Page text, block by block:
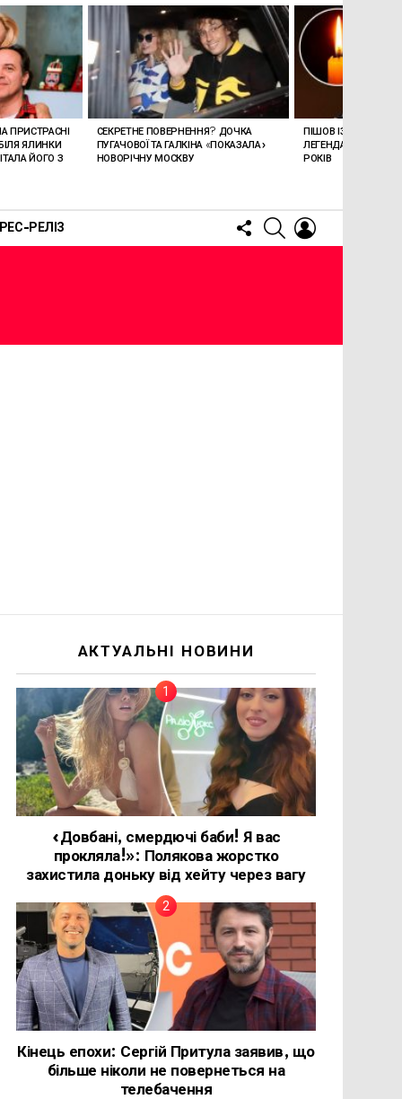
РЕЛІЗ
FOLLOW
US
SEARCH
ПРИСТРАСНІ
ЯЛИНКИ
ЙОГО З
СЕКРЕТНЕ ПОВЕРНЕННЯ? ДОЧКА
ПУГАЧОВОЇ ТА ГАЛКІНА «ПОКАЗАЛА»
НОВОРІЧНУ МОСКВУ
ПІШОВ ІЗ ЖИТТЯ
ЛЕГЕНДАРНОМУ
РОКІВ
АКТУАЛЬНІ НОВИНИ
«Довбані, смердючі баби! Я вас
прокляла!»: Полякова жорстко
захистила доньку від хейту через вагу
Кінець епохи: Сергій Притула заявив, що
більше ніколи не повернеться на
телебачення